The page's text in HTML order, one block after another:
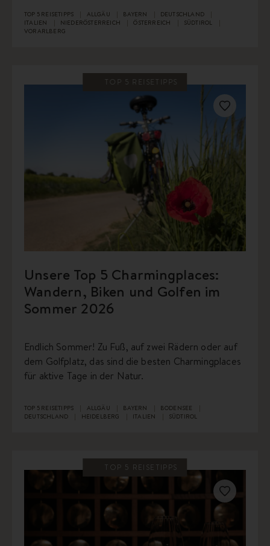
TOP 5 REISETIPPS ALLGÄU BAYERN
DEUTSCHLAND
ITALIEN
NIEDERÖSTERREICH ÖSTERREICH
SÜDTIROL
VORARLBERG
TOP 5 REISETIPPS
Unsere Top 5 Charmingplaces:
Wandern, Biken und Golfen im
Sommer 2026
Endlich Sommer! Zu Fuß, auf zwei Rädern oder auf
dem Golfplatz, das sind die besten Charmingplaces
für aktive Tage in der Natur.
TOP 5 REISETIPPS ALLGÄU BAYERN
BODENSEE
DEUTSCHLAND
HEIDELBERG ITALIEN SÜDTIROL
TOP 5 REISETIPPS